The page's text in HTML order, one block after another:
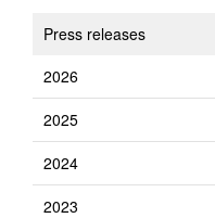
Press releases
2026
2025
2024
2023